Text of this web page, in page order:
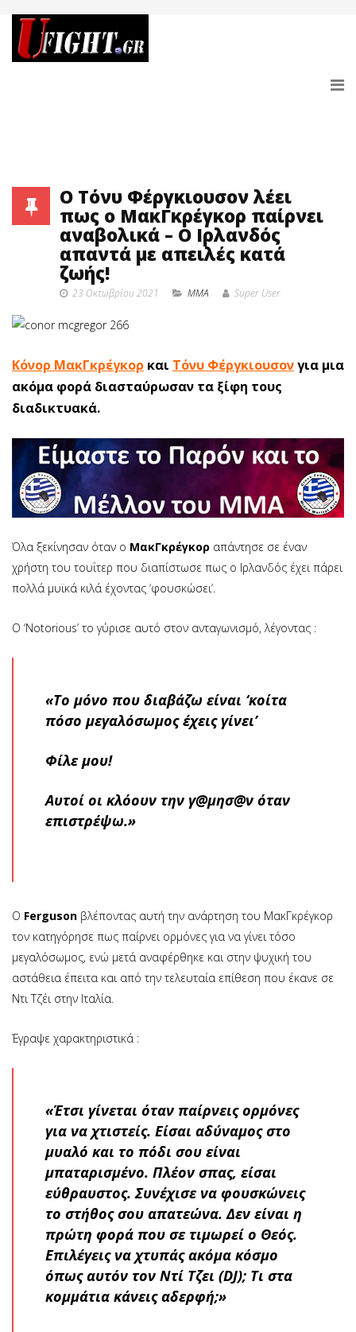
Ο Τόνυ Φέργκιουσον λέει
πως ο ΜακΓκρέγκορ παίρνει
αναβολικά – Ο Ιρλανδός
απαντά με απειλές κατά
ζωής!
23 Οκτωβρίου 2021 MMA Super User
Κόνορ ΜακΓκρέγκορ και Τόνυ Φέργκιουσονγια μια
ακόμα φορά διασταύρωσαν τα ξίφη τους
διαδικτυακά.
Όλα ξεκίνησαν όταν ο ΜακΓκρέγκορ απάντησε σε έναν
χρήστη του τουΐτερ που διαπίστωσε πως ο Ιρλανδός έχει πάρει
πολλά μυϊκά κιλά έχοντας ‘φουσκώσει’.
Ο ‘Notorious’ το γύρισε αυτό στον ανταγωνισμό, λέγοντας :
«Το μόνο που διαβάζω είναι ‘κοίτα
πόσο μεγαλόσωμος έχεις γίνει’
Φίλε μου!
Αυτοί οι κλόουν την γ@μησ@ν όταν
επιστρέψω.»
Ο Ferguson βλέποντας αυτή την ανάρτηση του ΜακΓκρέγκορ
τον κατηγόρησε πως παίρνει ορμόνες για να γίνει τόσο
μεγαλόσωμος, ενώ μετά αναφέρθηκε και στην ψυχική του
αστάθεια έπειτα και από την τελευταία επίθεση που έκανε σε
Ντι Τζέι στην Ιταλία.
Έγραψε χαρακτηριστικά :
«Έτσι γίνεται όταν παίρνεις ορμόνες
για να χτιστείς. Είσαι αδύναμος στο
μυαλό και το πόδι σου είναι
μπαταρισμένο. Πλέoν σπας, είσαι
εύθραυστος. Συνέχισε να φουσκώνεις
το στήθος σου απατεώνα. Δεν είναι η
πρώτη φορά που σε τιμωρεί ο Θεός.
Επιλέγεις να χτυπάς ακόμα κόσμο
όπως αυτόν τον Ντί Τζει (DJ); Τι στα
κομμάτια κάνεις αδερφή;»